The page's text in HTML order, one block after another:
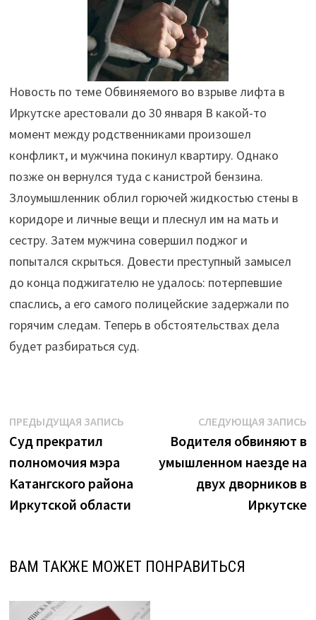
Новость по теме Обвиняемого во взрыве лифта в
Иркутске арестовали до 30 января В какой-то
момент между родственниками произошел
конфликт, и мужчина покинул квартиру. Однако
позже он вернулся туда с канистрой бензина.
Злоумышленник облил горючей жидкостью стены в
коридоре и личные вещи и плеснул им на мать и
сестру. Затем мужчина совершил поджог и
попытался скрыться. Довести преступный замысел
до конца поджигателю не удалось: потерпевшие
спаслись, а его самого полицейские задержали по
горячим следам. Теперь в обстоятельствах дела
будет разбираться суд.
Навигация
по
записям
ПРЕДЫДУЩАЯ ЗАПИСЬПредыдущая
Суд прекратил
полномочия мэра
Катангского района
Иркутской области
СЛЕДУЮЩАЯ ЗАПИСЬ
Водителя обвиняют в
умышленном наезде на
двух дворников в
Иркутске
ВАМ ТАКЖЕ МОЖЕТ ПОНРАВИТЬСЯ